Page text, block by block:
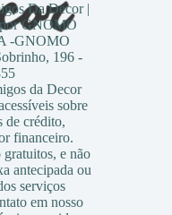
Da Decor |
GNOMO
-GNOMO
196 -
da Decor
sobre
de crédito,
financeiro.
e não
antecipada ou
serviços
em nosso